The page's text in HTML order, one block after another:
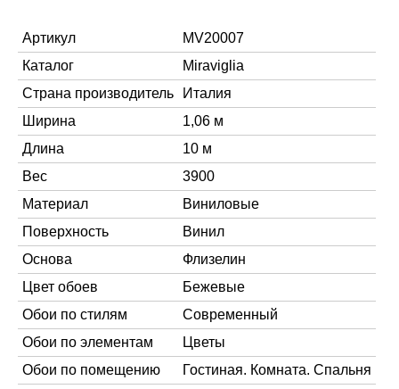
Артикул
MV20007
Каталог
Miraviglia
Страна производитель
Италия
Ширина
1,06 м
Длина
10 м
Вес
3900
Материал
Виниловые
Поверхность
Винил
Основа
Флизелин
Цвет обоев
Бежевые
Обои по стилям
Современный
Обои по элементам
Цветы
Обои по помещению
Гостиная. Комната. Спальня